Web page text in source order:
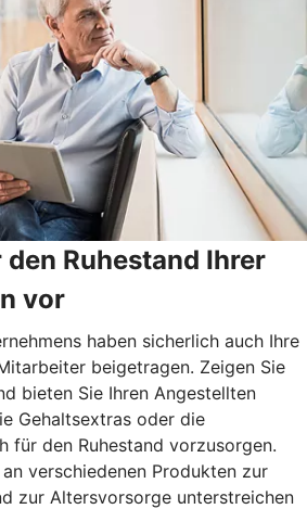
Ruhestand Ihrer
vor
haben sicherlich auch Ihre
beigetragen. Zeigen Sie
bieten Sie Ihren Angestellten
Gehaltsextras oder die
für den Ruhestand vorzusorgen.
verschiedenen Produkten zur
zur Altersvorsorge unterstreichen